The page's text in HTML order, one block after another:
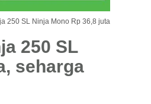
250 SL Ninja Mono Rp 36,8 juta
250 SL
seharga